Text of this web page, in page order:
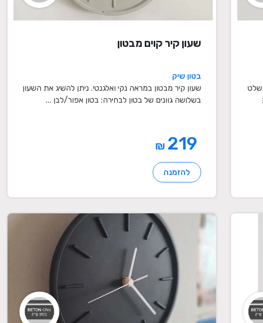
שלט
שעון קיר קוים מבטון
בטון שיק
שעון קיר מבטון במראה נקי ואלגנטי. ניתן להשיג את השעון
בשלושה גוונים של בטון לבחירה: בטון אפור/לבן ...
₪
להזמנה